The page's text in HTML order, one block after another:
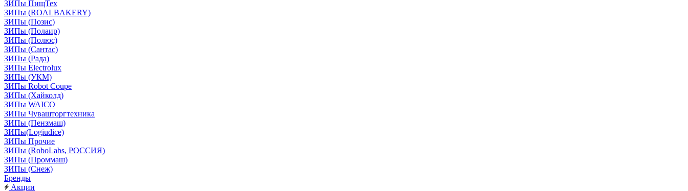
ЗИПы ПищТех
ЗИПы (ROALBAKERY)
ЗИПы (Позис)
ЗИПы (Полаир)
ЗИПы (Полюс)
ЗИПы (Сантас)
ЗИПы (Рада)
ЗИПы Electrolux
ЗИПы (УКМ)
ЗИПы Robot Coupe
ЗИПы (Хайколд)
ЗИПы WAICO
ЗИПы Чувашторгтехника
ЗИПы (Пензмаш)
ЗИПы(Logiudice)
ЗИПы Прочие
ЗИПы (RoboLabs, РОССИЯ)
ЗИПы (Проммаш)
ЗИПы (Снеж)
Бренды
Акции